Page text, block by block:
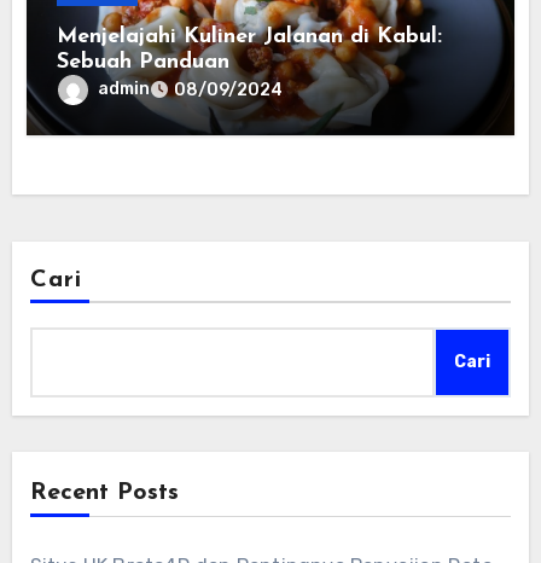
Menjelajahi Kuliner Jalanan di Kabul:
Sebuah Panduan
admin 08/09/2024
Cari
Cari
Recent Posts